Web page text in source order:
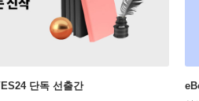
단독 선출간